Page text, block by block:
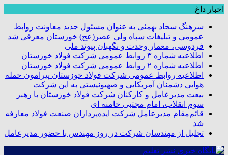
اخبار داغ
سرهنگ سجاد بهمئی به عنوان مسئول جدید معاونت روابط
عمومی و تبلیغات سپاه ولی عصر(عج) خوزستان معرفی شد
فردوسی، معمار وحدت و نگهبان پیوند ملی
اطلاعیه شماره ۳ روابط عمومی شرکت فولاد خوزستان
اطلاعیه شماره ۲ روابط عمومی شرکت فولاد خوزستان
اطلاعیه روابط عمومی شرکت فولاد خوزستان پیرامون حمله
هوایی دشمنان آمریکایی و صهیونیستی به این شرکت
بیعت مدیرعامل و کارکنان شرکت فولاد خوزستان با رهبر
سوم انقلاب، امام مجتبی خامنه ای
قائم‌مقام مدیرعامل شرکت ایده‌پردازان صنعت فولاد معارفه
شد
تجلیل از مهندسان شرکت در روز مهندس با حضور مدیرعامل